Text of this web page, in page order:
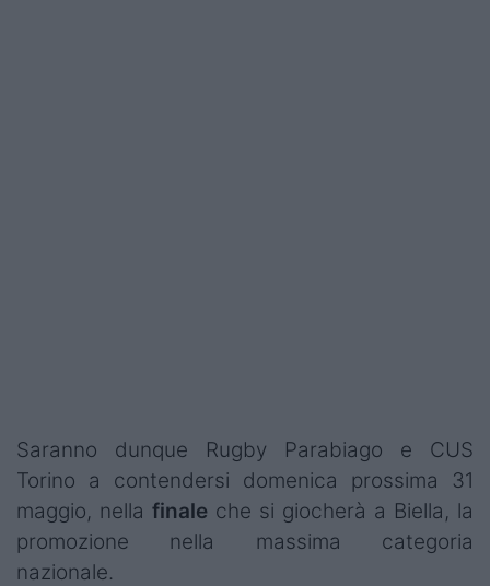
Saranno dunque Rugby Parabiago e CUS
Torino a contendersi domenica prossima 31
maggio, nella finale che si giocherà a Biella, la
promozione nella massima categoria
nazionale.